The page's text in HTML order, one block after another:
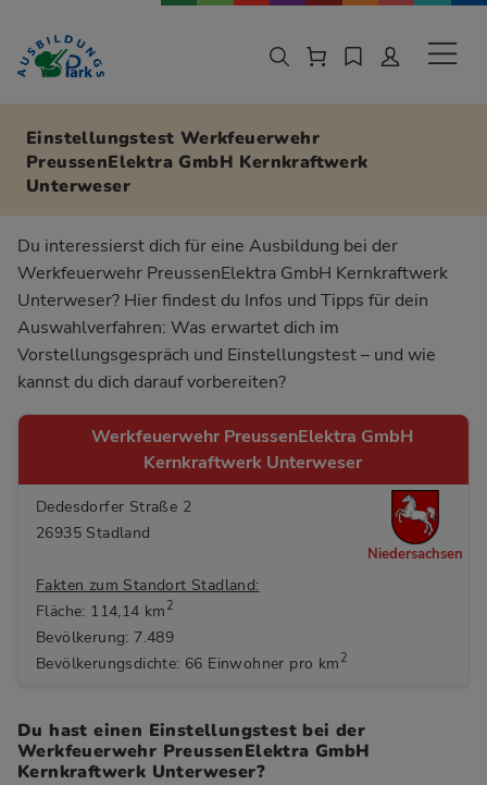
Zur Navigation springen
Zu den Hauptinhalten springen
Einstellungstest Werkfeuerwehr
PreussenElektra GmbH Kernkraftwerk
Unterweser
Du interessierst dich für eine Ausbildung bei der
Werkfeuerwehr PreussenElektra GmbH Kernkraftwerk
Unterweser? Hier findest du Infos und Tipps für dein
Auswahlverfahren: Was erwartet dich im
Vorstellungsgespräch und Einstellungstest – und wie
kannst du dich darauf vorbereiten?
Werkfeuerwehr PreussenElektra GmbH
Kernkraftwerk Unterweser
Dedesdorfer Straße 2
26935 Stadland
Fakten zum Standort Stadland:
Fläche: 114,14 km 2
Bevölkerung: 7.489
Bevölkerungsdichte: 66 Einwohner pro km 2
Niedersachsen
Du hast einen Einstellungstest bei der
Werkfeuerwehr PreussenElektra GmbH
Kernkraftwerk Unterweser?